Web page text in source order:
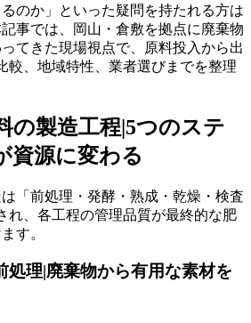
のか」といった疑問を持たれる方は
事では、岡山・倉敷を拠点に廃棄物
てきた現場視点で、原料投入から出
較、地域特性、業者選びまでを整理
の製造工程|5つのステ
資源に変わる
「前処理・発酵・熟成・乾燥・検査
れ、各工程の管理品質が最終的な肥
す。
処理|廃棄物から有用な素材を